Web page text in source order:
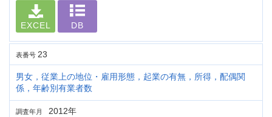
EXCEL DB
表番号 23
男女，従業上の地位・雇用形態，起業の有無，所得，配偶関
係，年齢別有業者数
調査年月 2012年